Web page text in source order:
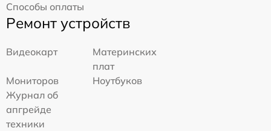
Способы оплаты
Ремонт устройств
Видеокарт
Материнских
плат
Мониторов
Ноутбуков
Журнал об
апгрейде
техники